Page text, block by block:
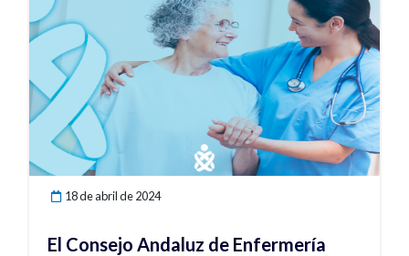
el ámbito de los cuidados avanzados a personas
con lesiones cutáneas.
18 de abril de 2024
El Consejo Andaluz de Enfermería